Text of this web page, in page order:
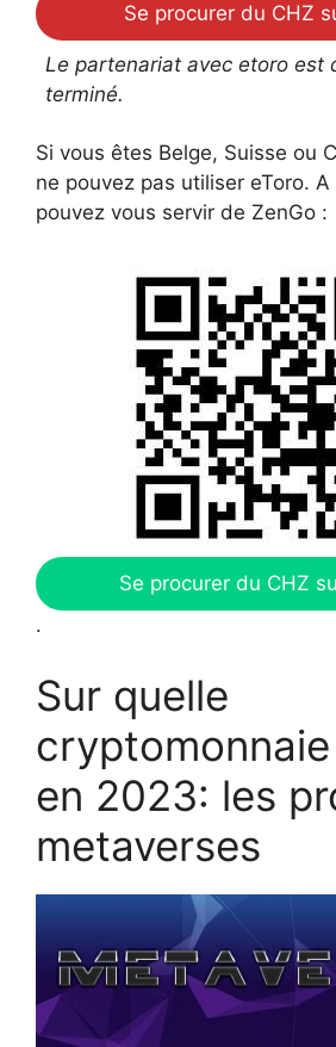
Se procurer du CHZ
Le partenariat avec etoro est
terminé.
Si vous êtes Belge, Suisse ou
ne pouvez pas utiliser eToro.
pouvez vous servir de ZenGo :
Se procurer du CHZ
.
Sur quelle
en 2023: les
metaverses